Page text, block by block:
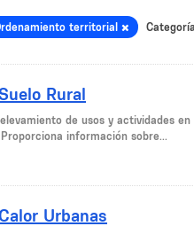
territorial
Rural
de usos y actividades
información sobre...
Urbanas